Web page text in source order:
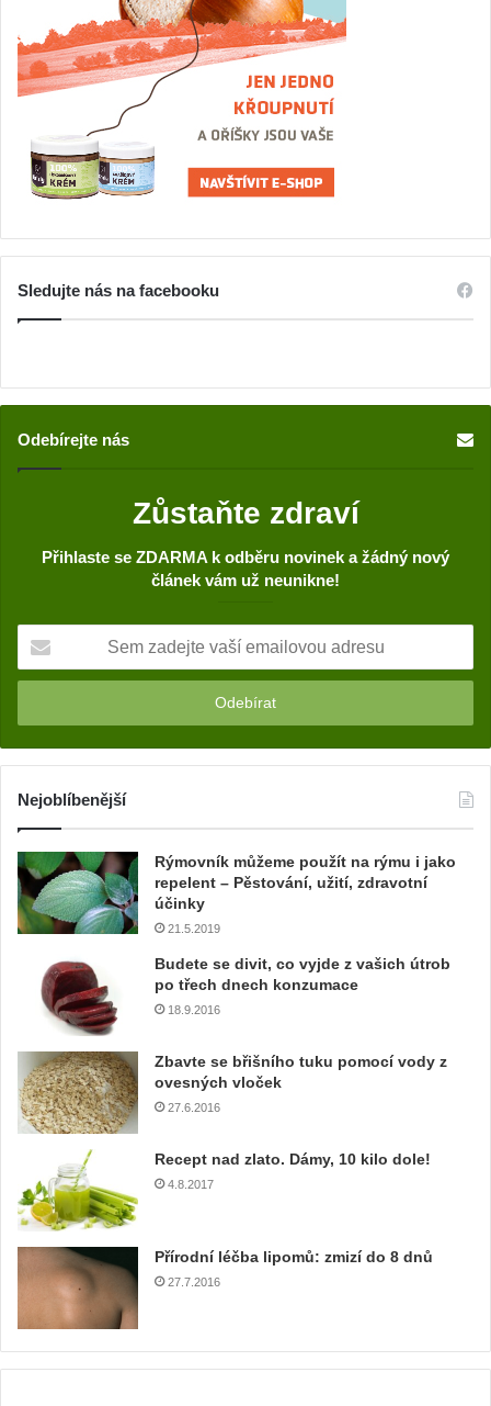
Sledujte nás na facebooku
Odebírejte nás
Zůstaňte zdraví
Přihlaste se ZDARMA k odběru novinek a žádný nový
článek vám už neunikne!
m
a
d
j
v
a
š
í
l
v
o
d
r
Nejoblíbenější
Rýmovník můžeme použít na rýmu i jako
repelent – Pěstování, užití, zdravotní
účinky
21.5.2019
Budete se divit, co vyjde z vašich útrob
po třech dnech konzumace
18.9.2016
Zbavte se břišního tuku pomocí vody z
ovesných vloček
27.6.2016
Recept nad zlato. Dámy, 10 kilo dole!
4.8.2017
Přírodní léčba lipomů: zmizí do 8 dnů
27.7.2016